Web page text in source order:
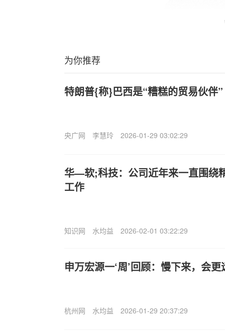
为你推荐
特朗普{称}巴西是“糟糕的贸易伙伴”
央广网 李慧玲 2026-01-29 03:02:29
华—软;科技：公司近年来一直围绕
工作
知识网 水均益 2026-02-01 03:22:29
申万宏源一‘周’回顾：慢下来，会
杭州网 水均益 2026-01-29 20:37:29